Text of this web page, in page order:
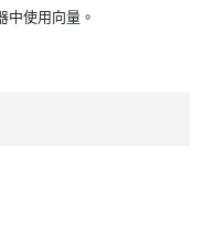
使用向量。